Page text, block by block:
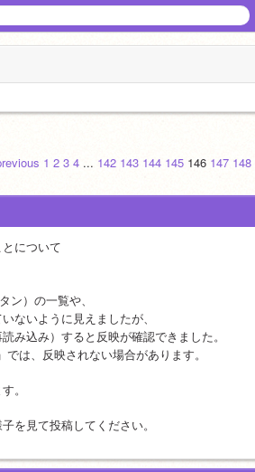
1 2 3 4 ... 142 143 144 145 146 147 148
について
ン）の一覧や、
ないように見えましたが、
み込み）すると反映が確認できました。
は、反映されない場合があります。
。
を見て投稿してください。